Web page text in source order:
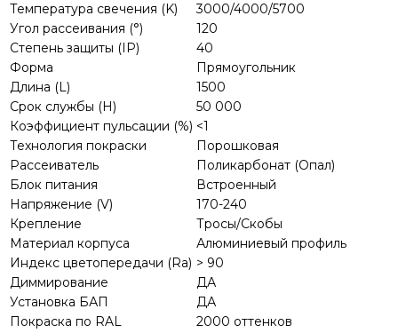
Температура свечения (K)
3000/4000/5700
Угол рассеивания (°)
120
Степень защиты (IP)
40
Форма
Прямоугольник
Длина (L)
1500
Срок службы (H)
50 000
Коэффициент пульсации (%) <1
Технология покраски
Порошковая
Рассеиватель
Поликарбонат (Опал)
Блок питания
Встроенный
Напряжение (V)
170-240
Крепление
Тросы/Скобы
Материал корпуса
Алюминиевый профиль
Индекс цветопередачи (Ra) > 90
Диммирование
ДА
Установка БАП
ДА
Покраска по RAL
2000 оттенков